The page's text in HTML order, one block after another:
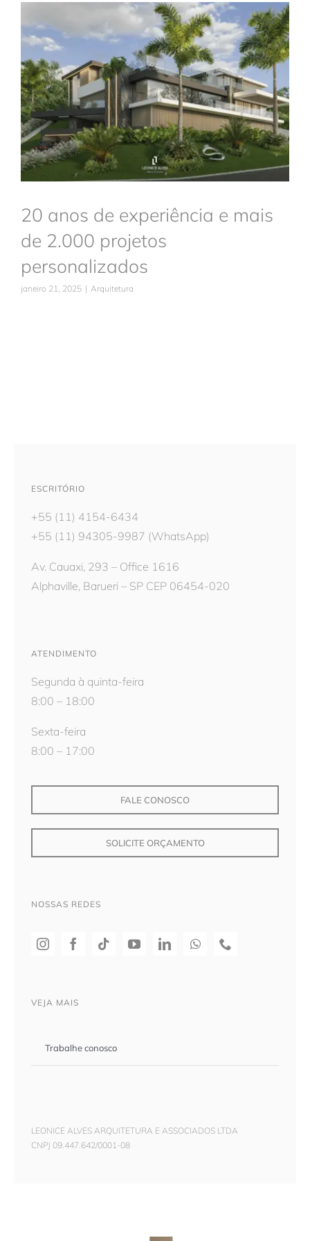
Trabalhe conosco
Solicitar orçamento
20 anos de experiência e mais
de 2.000 projetos
personalizados
Arquitetura
20 anos de experiência e mais
de 2.000 projetos
personalizados
janeiro 21, 2025 | Arquitetura
ESCRITÓRIO
+55 (11) 4154-6434
+55 (11) 94305-9987 (WhatsApp)
Av. Cauaxi, 293 – Office 1616
Alphaville, Barueri – SP CEP 06454-020
ATENDIMENTO
Segunda à quinta-feira
8:00 – 18:00
Sexta-feira
8:00 – 17:00
FALE CONOSCO
SOLICITE ORÇAMENTO
NOSSAS REDES
VEJA MAIS
Trabalhe conosco
LEONICE ALVES ARQUITETURA E ASSOCIADOS LTDA
CNPJ 09.447.642/0001-08